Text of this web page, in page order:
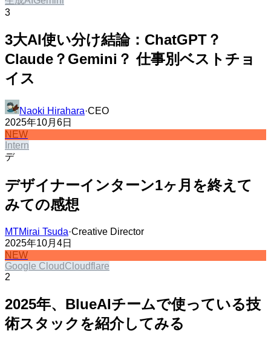
3
3大AI使い分け結論：ChatGPT？
Claude？Gemini？ 仕事別ベストチョ
イス​​​​‌ ‍ ​‍​‍‌‍ ‌ ​‍‌‍‍‌‌‍‌ ‌‍‍‌‌‍ ‍​‍​‍​ ‍‍​‍​‍‌ ​ ‌‍​‌‌‍ ‍‌‍‍‌‌ ‌​‌ ‍‌​‍ ‍‌‍‍‌‌‍ ​‍​‍​‍ ​​‍​‍‌‍‍​‌ ​‍‌‍‌‌‌‍‌‍​‍​‍​ ‍‍​‍​‍‌‍‍​‌ ‌​‌ ‌​‌ ​​​ ‍‍​‍ ​‍ ‌‍ ​‌‍ ‌‍​ ‌‍​‌‌‍ ​‌‍‍​‌‍ ‌ ​ ‌ ‌​​ ‍‍​ ​ ​ ​ ​ ​ ​ ​ ​‍ ‌‍‍‌‌‍ ‍‌ ‌​‌‍‌‌‌‍ ‍‌ ‌​​‍ ‌‍‌‌‌‍‌​‌‍‍‌‌ ‌​​‍ ‌‍ ‌‌‍ ‌‍‌​‌‍‌‌​ ‌‌ ​​‌ ​‍‌‍‌‌‌ ​ ‌‍‌‌‌‍ ‍‌ ‌​‌‍​‌‌ ‌​‌‍‍‌‌‍ ‌‍ ‍​ ‍ ‌‍‍‌‌‍‌​​ ‌​ ‍‌​ ‌ ​ ‌‌​ ‌ ​ ‍‌​ ‌‍​ ‍‌‌‍​‍​‍ ‌​ ‍‌​ ​​​ ‌​​ ​‌​‍ ‌​ ‌​​ ​​‌‍​‍​ ‌​​‍ ‌‌‍​‍‌‍​‌‌‍​‌‌‍‌‍​‍ ‌​ ‌‌​ ‌ ‌‍​‌‌‍‌‌​ ‍​​ ​‌‌‍‌‌​ ‌‍‌‍‌​​ ​‍​ ​‌​ ‌ ​ ‍ ‌ ‌​‌ ‍‌‌ ​​‌‍‌‌​ ‌‌‍​‌‌ ​‍‌ ‌​‌‍‍‌‌‍​ ‌‍ ​‌‍‌‌​ ‍ ‌ ​​‌‍​‌‌ ‌​‌‍‍​​ ‌‌ ‌​‌‍‍‌‌ ‌​‌‍ ​‌‍‌‌​ ‌‍​‍‌‍​‌‌ ​ ‌‍‌‌‌‌‌‌‌ ​‍‌‍ ​​ ‌‌‍‍​‌ ‌​‌ ‌​‌ ​​​‍‌‌​ ​ ‌​​‌​‍‌‌​ ​‍‌​‌‍​‍‌‌​ ​‍‌​‌‍‌‍ ​‌‍ ‌‍​ ‌‍​‌‌‍ ​‌‍‍​‌‍ ‌ ​ ‌ ‌​​‍‌‌​ ​ ‌​​‌​ ​ ​ ​ ​ ​ ​ ​ ​‍‌‍‌‍‍‌‌‍‌​​ ‌​ ‍‌​ ‌ ​ ‌‌​ ‌ ​ ‍‌​ ‌‍​ ‍‌‌‍​‍​‍ ‌​ ‍‌​ ​​​ ‌​​ ​‌​‍ ‌​ ‌​​ ​​‌‍​‍​ ‌​​‍ ‌‌‍​‍‌‍​‌‌‍​‌‌‍‌‍​‍ ‌​ ‌‌​ ‌ ‌‍​‌‌‍‌‌​ ‍​​ ​‌‌‍‌‌​ ‌‍‌‍‌​​ ​‍​ ​‌​ ‌ ​‍‌‍‌ ‌​‌ ‍‌‌ ​​‌‍‌‌​ ‌‌‍​‌‌ ​‍‌ ‌​‌‍‍‌‌‍​ ‌‍ ​‌‍‌‌​‍‌‍‌ ​​‌‍​‌‌ ‌​‌‍‍​​ ‌‌ ‌​‌‍‍‌‌ ‌​‌‍ ​‌‍‌‌​‍‌‍‌ ​​‌‍‌‌‌ ​‍‌ ​ ‌ ​​‌‍‌‌‌‍​ ‌ ‌​‌‍‍‌‌ ‌‍‌‍‌‌​ ‌‌ ​​‌ ‌‌‌‍​‍‌‍ ​‌‍‍‌‌ ​ ‌‍‍​‌‍‌‌‌‍‌​​‍​‍‌ ‌
Naoki Hirahara​​​​‌ ‍ ​‍​‍‌‍ ‌ ​‍‌‍‍‌‌‍‌ ‌‍‍‌‌‍ ‍​‍​‍​ ‍‍​‍​‍‌ ​ ‌‍​‌‌‍ ‍‌‍‍‌‌ ‌​‌ ‍‌​‍ ‍‌‍‍‌‌‍ ​‍​‍​‍ ​​‍​‍‌‍‍​‌ ​‍‌‍‌‌‌‍‌‍​‍​‍​ ‍‍​‍​‍‌‍‍​‌ ‌​‌ ‌​‌ ​​​ ‍‍​‍ ​‍ ‌‍ ​‌‍ ‌‍​ ‌‍​‌‌‍ ​‌‍‍​‌‍ ‌ ​ ‌ ‌​​ ‍‍​ ​ ​ ​ ​ ​ ​ ​ ​‍ ‌‍‍‌‌‍ ‍‌ ‌​‌‍‌‌‌‍ ‍‌ ‌​​‍ ‌‍‌‌‌‍‌​‌‍‍‌‌ ‌​​‍ ‌‍ ‌‌‍ ‌‍‌​‌‍‌‌​ ‌‌ ​​‌ ​‍‌‍‌‌‌ ​ ‌‍‌‌‌‍ ‍‌ ‌​‌‍​‌‌ ‌​‌‍‍‌‌‍ ‌‍ ‍​ ‍ ‌‍‍‌‌‍‌​​ ‌​ ‍‌‌‍​‌​ ‌​‌‍​‍​ ‌‍​ ​‍‌‍‌​​ ​ ​‍ ‌​ ​‌‌‍​‍‌‍​‌​ ​ ​‍ ‌​ ‌​‌‍​‌‌‍‌‍‌‍‌‌​‍ ‌‌‍​‌​ ‍​​ ‍​​ ​‍​‍ ‌​ ‌‌​ ‌‌​ ‍‌‌‍‌​​ ‍‌‌‍​‌​ ‌​​ ‌ ‌‍​‍​ ​​‌‍​‌​ ‍‌​ ‍ ‌ ‌​‌ ‍‌‌ ​​‌‍‌‌​ ‌‌‍​‌‌ ‌‌‌ ‌​‌‍‍​‌‍ ‌ ​‍​ ‍ ‌ ​​‌‍​‌‌ ‌​‌‍‍​​ ‌‌‍ ‍‌‍​‌‌‍ ‌‌‍‌‌​ ‌‍​‍‌‍​‌‌ ​ ‌‍‌‌‌‌‌‌‌ ​‍‌‍ ​​ ‌‌‍‍​‌ ‌​‌ ‌​‌ ​​​‍‌‌​ ​ ‌​​‌​‍‌‌​ ​‍‌​‌‍​‍‌‌​ ​‍‌​‌‍‌‍ ​‌‍ ‌‍​ ‌‍​‌‌‍ ​‌‍‍​‌‍ ‌ ​ ‌ ‌​​‍‌‌​ ​ ‌​​‌​ ​ ​ ​ ​ ​ ​ ​ ​‍‌‍‌‍‍‌‌‍‌​​ ‌​ ‍‌‌‍​‌​ ‌​‌‍​‍​ ‌‍​ ​‍‌‍‌​​ ​ ​‍ ‌​ ​‌‌‍​‍‌‍​‌​ ​ ​‍ ‌​ ‌​‌‍​‌‌‍‌‍‌‍‌‌​‍ ‌‌‍​‌​ ‍​​ ‍​​ ​‍​‍ ‌​ ‌‌​ ‌‌​ ‍‌‌‍‌​​ ‍‌‌‍​‌​ ‌​​ ‌ ‌‍​‍​ ​​‌‍​‌​ ‍‌​‍‌‍‌ ‌​‌ ‍‌‌ ​​‌‍‌‌​ ‌‌‍​‌‌ ‌‌‌ ‌​‌‍‍​‌‍ ‌ ​‍​‍‌‍‌ ​​‌‍​‌‌ ‌​‌‍‍​​ ‌‌‍ ‍‌‍​‌‌‍ ‌‌‍‌‌​‍‌‍‌ ​​‌‍‌‌‌ ​‍‌ ​ ‌ ​​‌‍‌‌‌‍​ ‌ ‌​‌‍‍‌‌ ‌‍‌‍‌‌​ ‌‌ ​​‌ ‌‌‌‍​‍‌‍ ​‌‍‍‌‌ ​ ‌‍‍​‌‍‌‌‌‍‌​​‍​‍‌ ‌·CEO​​​​‌ ‍ ​‍​‍‌‍ ‌ ​‍‌‍‍‌‌‍‌ ‌‍‍‌‌‍ ‍​‍​‍​ ‍‍​‍​‍‌ ​ ‌‍​‌‌‍ ‍‌‍‍‌‌ ‌​‌ ‍‌​‍ ‍‌‍‍‌‌‍ ​‍​‍​‍ ​​‍​‍‌‍‍​‌ ​‍‌‍‌‌‌‍‌‍​‍​‍​ ‍‍​‍​‍‌‍‍​‌ ‌​‌ ‌​‌ ​​​ ‍‍​‍ ​‍ ‌‍ ​‌‍ ‌‍​ ‌‍​‌‌‍ ​‌‍‍​‌‍ ‌ ​ ‌ ‌​​ ‍‍​ ​ ​ ​ ​ ​ ​ ​ ​‍ ‌‍‍‌‌‍ ‍‌ ‌​‌‍‌‌‌‍ ‍‌ ‌​​‍ ‌‍‌‌‌‍‌​‌‍‍‌‌ ‌​​‍ ‌‍ ‌‌‍ ‌‍‌​‌‍‌‌​ ‌‌ ​​‌ ​‍‌‍‌‌‌ ​ ‌‍‌‌‌‍ ‍‌ ‌​‌‍​‌‌ ‌​‌‍‍‌‌‍ ‌‍ ‍​ ‍ ‌‍‍‌‌‍‌​​ ‌​ ‍‌‌‍​‌​ ‌​‌‍​‍​ ‌‍​ ​‍‌‍‌​​ ​ ​‍ ‌​ ​‌‌‍​‍‌‍​‌​ ​ ​‍ ‌​ ‌​‌‍​‌‌‍‌‍‌‍‌‌​‍ ‌‌‍​‌​ ‍​​ ‍​​ ​‍​‍ ‌​ ‌‌​ ‌‌​ ‍‌‌‍‌​​ ‍‌‌‍​‌​ ‌​​ ‌ ‌‍​‍​ ​​‌‍​‌​ ‍‌​ ‍ ‌ ‌​‌ ‍‌‌ ​​‌‍‌‌​ ‌‌‍​‌‌ ‌‌‌ ‌​‌‍‍​‌‍ ‌ ​‍​ ‍ ‌ ​​‌‍​‌‌ ‌​‌‍‍​​ ‌‌ ​​‌‍ ‌ ​ ‌‍‍‌‌ ‌​‌‍‍‌‌‍ ‌‍ ‍​ ‌‍​‍‌‍​‌‌ ​ ‌‍‌‌‌‌‌‌‌ ​‍‌‍ ​​ ‌‌‍‍​‌ ‌​‌ ‌​‌ ​​​‍‌‌​ ​ ‌​​‌​‍‌‌​ ​‍‌​‌‍​‍‌‌​ ​‍‌​‌‍‌‍ ​‌‍ ‌‍​ ‌‍​‌‌‍ ​‌‍‍​‌‍ ‌ ​ ‌ ‌​​‍‌‌​ ​ ‌​​‌​ ​ ​ ​ ​ ​ ​ ​ ​‍‌‍‌‍‍‌‌‍‌​​ ‌​ ‍‌‌‍​‌​ ‌​‌‍​‍​ ‌‍​ ​‍‌‍‌​​ ​ ​‍ ‌​ ​‌‌‍​‍‌‍​‌​ ​ ​‍ ‌​ ‌​‌‍​‌‌‍‌‍‌‍‌‌​‍ ‌‌‍​‌​ ‍​​ ‍​​ ​‍​‍ ‌​ ‌‌​ ‌‌​ ‍‌‌‍‌​​ ‍‌‌‍​‌​ ‌​​ ‌ ‌‍​‍​ ​​‌‍​‌​ ‍‌​‍‌‍‌ ‌​‌ ‍‌‌ ​​‌‍‌‌​ ‌‌‍​‌‌ ‌‌‌ ‌​‌‍‍​‌‍ ‌ ​‍​‍‌‍‌ ​​‌‍​‌‌ ‌​‌‍‍​​ ‌‌ ​​‌‍ ‌ ​ ‌‍‍‌‌ ‌​‌‍‍‌‌‍ ‌‍ ‍​‍‌‍‌ ​​‌‍‌‌‌ ​‍‌ ​ ‌ ​​‌‍‌‌‌‍​ ‌ ‌​‌‍‍‌‌ ‌‍‌‍‌‌​ ‌‌ ​​‌ ‌‌‌‍​‍‌‍ ​‌‍‍‌‌ ​ ‌‍‍​‌‍‌‌‌‍‌​​‍​‍‌ ‌
2025年10月6日
NEW
Intern​​​​‌ ‍ ​‍​‍‌‍ ‌ ​‍‌‍‍‌‌‍‌ ‌‍‍‌‌‍ ‍​‍​‍​ ‍‍​‍​‍‌ ​ ‌‍​‌‌‍ ‍‌‍‍‌‌ ‌​‌ ‍‌​‍ ‍‌‍‍‌‌‍ ​‍​‍​‍ ​​‍​‍‌‍‍​‌ ​‍‌‍‌‌‌‍‌‍​‍​‍​ ‍‍​‍​‍‌‍‍​‌ ‌​‌ ‌​‌ ​​​ ‍‍​‍ ​‍ ‌‍ ​‌‍ ‌‍​ ‌‍​‌‌‍ ​‌‍‍​‌‍ ‌ ​ ‌ ‌​​ ‍‍​ ​ ​ ​ ​ ​ ​ ​ ​‍ ‌‍‍‌‌‍ ‍‌ ‌​‌‍‌‌‌‍ ‍‌ ‌​​‍ ‌‍‌‌‌‍‌​‌‍‍‌‌ ‌​​‍ ‌‍ ‌‌‍ ‌‍‌​‌‍‌‌​ ‌‌ ​​‌ ​‍‌‍‌‌‌ ​ ‌‍‌‌‌‍ ‍‌ ‌​‌‍​‌‌ ‌​‌‍‍‌‌‍ ‌‍ ‍​ ‍ ‌‍‍‌‌‍‌​​ ‌‌‍​‍​ ‌‌​ ‌‍​ ‌​​ ​‍​ ‌​‌‍‌​​ ​​​‍ ‌‌‍​ ​ ​ ‌‍‌‌​ ‌ ​‍ ‌​ ‌​​ ​‌​ ​‌‌‍​‌​‍ ‌‌‍​‌​ ‌ ​ ​ ​ ‌‍​‍ ‌​ ​ ​ ‍‌‌‍​‌​ ​‍​ ​ ‌‍​‍​ ​ ‌‍‌‌​ ‌‍‌‍​‌​ ​‍​ ‌‍​ ‍ ‌ ‌​‌ ‍‌‌ ​​‌‍‌‌​ ‌‌ ‌​‌‍​‌‌‍‌ ​ ‍ ‌ ​​‌‍​‌‌ ‌​‌‍‍​​ ‌‌ ‌​‌‍‍‌‌ ‌​‌‍ ​‌‍‌‌​ ‌‍​‍‌‍​‌‌ ​ ‌‍‌‌‌‌‌‌‌ ​‍‌‍ ​​ ‌‌‍‍​‌ ‌​‌ ‌​‌ ​​​‍‌‌​ ​ ‌​​‌​‍‌‌​ ​‍‌​‌‍​‍‌‌​ ​‍‌​‌‍‌‍ ​‌‍ ‌‍​ ‌‍​‌‌‍ ​‌‍‍​‌‍ ‌ ​ ‌ ‌​​‍‌‌​ ​ ‌​​‌​ ​ ​ ​ ​ ​ ​ ​ ​‍‌‍‌‍‍‌‌‍‌​​ ‌‌‍​‍​ ‌‌​ ‌‍​ ‌​​ ​‍​ ‌​‌‍‌​​ ​​​‍ ‌‌‍​ ​ ​ ‌‍‌‌​ ‌ ​‍ ‌​ ‌​​ ​‌​ ​‌‌‍​‌​‍ ‌‌‍​‌​ ‌ ​ ​ ​ ‌‍​‍ ‌​ ​ ​ ‍‌‌‍​‌​ ​‍​ ​ ‌‍​‍​ ​ ‌‍‌‌​ ‌‍‌‍​‌​ ​‍​ ‌‍​‍‌‍‌ ‌​‌ ‍‌‌ ​​‌‍‌‌​ ‌‌ ‌​‌‍​‌‌‍‌ ​‍‌‍‌ ​​‌‍​‌‌ ‌​‌‍‍​​ ‌‌ ‌​‌‍‍‌‌ ‌​‌‍ ​‌‍‌‌​‍‌‍‌ ​​‌‍‌‌‌ ​‍‌ ​ ‌ ​​‌‍‌‌‌‍​ ‌ ‌​‌‍‍‌‌ ‌‍‌‍‌‌​ ‌‌ ​​‌ ‌‌‌‍​‍‌‍ ​‌‍‍‌‌ ​ ‌‍‍​‌‍‌‌‌‍‌​​‍​‍‌ ‌
デ
デザイナーインターン1ヶ月を終えて
みての感想​​​​‌ ‍ ​‍​‍‌‍ ‌ ​‍‌‍‍‌‌‍‌ ‌‍‍‌‌‍ ‍​‍​‍​ ‍‍​‍​‍‌ ​ ‌‍​‌‌‍ ‍‌‍‍‌‌ ‌​‌ ‍‌​‍ ‍‌‍‍‌‌‍ ​‍​‍​‍ ​​‍​‍‌‍‍​‌ ​‍‌‍‌‌‌‍‌‍​‍​‍​ ‍‍​‍​‍‌‍‍​‌ ‌​‌ ‌​‌ ​​​ ‍‍​‍ ​‍ ‌‍ ​‌‍ ‌‍​ ‌‍​‌‌‍ ​‌‍‍​‌‍ ‌ ​ ‌ ‌​​ ‍‍​ ​ ​ ​ ​ ​ ​ ​ ​‍ ‌‍‍‌‌‍ ‍‌ ‌​‌‍‌‌‌‍ ‍‌ ‌​​‍ ‌‍‌‌‌‍‌​‌‍‍‌‌ ‌​​‍ ‌‍ ‌‌‍ ‌‍‌​‌‍‌‌​ ‌‌ ​​‌ ​‍‌‍‌‌‌ ​ ‌‍‌‌‌‍ ‍‌ ‌​‌‍​‌‌ ‌​‌‍‍‌‌‍ ‌‍ ‍​ ‍ ‌‍‍‌‌‍‌​​ ‌​ ‌​‌‍​‌‌‍​‌​ ​‌‌‍​‍​ ​​​ ​‌‌‍‌‍​‍ ‌​ ‌​​ ​​​ ‌‌​ ‌‍​‍ ‌​ ‌​​ ​ ​ ‍​​ ‌ ​‍ ‌​ ‍‌​ ​​​ ​​​ ​‍​‍ ‌‌‍​‍‌‍‌‍‌‍​ ‌‍​ ‌‍​‍​ ‌‍​ ​‌​ ​ ​ ​ ​ ​​​ ‌ ​ ​‍​ ‍ ‌ ‌​‌ ‍‌‌ ​​‌‍‌‌​ ‌‌‍​‌‌ ​‍‌ ‌​‌‍‍‌‌‍​ ‌‍ ​‌‍‌‌​ ‍ ‌ ​​‌‍​‌‌ ‌​‌‍‍​​ ‌‌ ‌​‌‍‍‌‌ ‌​‌‍ ​‌‍‌‌​ ‌‍​‍‌‍​‌‌ ​ ‌‍‌‌‌‌‌‌‌ ​‍‌‍ ​​ ‌‌‍‍​‌ ‌​‌ ‌​‌ ​​​‍‌‌​ ​ ‌​​‌​‍‌‌​ ​‍‌​‌‍​‍‌‌​ ​‍‌​‌‍‌‍ ​‌‍ ‌‍​ ‌‍​‌‌‍ ​‌‍‍​‌‍ ‌ ​ ‌ ‌​​‍‌‌​ ​ ‌​​‌​ ​ ​ ​ ​ ​ ​ ​ ​‍‌‍‌‍‍‌‌‍‌​​ ‌​ ‌​‌‍​‌‌‍​‌​ ​‌‌‍​‍​ ​​​ ​‌‌‍‌‍​‍ ‌​ ‌​​ ​​​ ‌‌​ ‌‍​‍ ‌​ ‌​​ ​ ​ ‍​​ ‌ ​‍ ‌​ ‍‌​ ​​​ ​​​ ​‍​‍ ‌‌‍​‍‌‍‌‍‌‍​ ‌‍​ ‌‍​‍​ ‌‍​ ​‌​ ​ ​ ​ ​ ​​​ ‌ ​ ​‍​‍‌‍‌ ‌​‌ ‍‌‌ ​​‌‍‌‌​ ‌‌‍​‌‌ ​‍‌ ‌​‌‍‍‌‌‍​ ‌‍ ​‌‍‌‌​‍‌‍‌ ​​‌‍​‌‌ ‌​‌‍‍​​ ‌‌ ‌​‌‍‍‌‌ ‌​‌‍ ​‌‍‌‌​‍‌‍‌ ​​‌‍‌‌‌ ​‍‌ ​ ‌ ​​‌‍‌‌‌‍​ ‌ ‌​‌‍‍‌‌ ‌‍‌‍‌‌​ ‌‌ ​​‌ ‌‌‌‍​‍‌‍ ​‌‍‍‌‌ ​ ‌‍‍​‌‍‌‌‌‍‌​​‍​‍‌ ‌
MTMirai Tsuda​​​​‌ ‍ ​‍​‍‌‍ ‌ ​‍‌‍‍‌‌‍‌ ‌‍‍‌‌‍ ‍​‍​‍​ ‍‍​‍​‍‌ ​ ‌‍​‌‌‍ ‍‌‍‍‌‌ ‌​‌ ‍‌​‍ ‍‌‍‍‌‌‍ ​‍​‍​‍ ​​‍​‍‌‍‍​‌ ​‍‌‍‌‌‌‍‌‍​‍​‍​ ‍‍​‍​‍‌‍‍​‌ ‌​‌ ‌​‌ ​​​ ‍‍​‍ ​‍ ‌‍ ​‌‍ ‌‍​ ‌‍​‌‌‍ ​‌‍‍​‌‍ ‌ ​ ‌ ‌​​ ‍‍​ ​ ​ ​ ​ ​ ​ ​ ​‍ ‌‍‍‌‌‍ ‍‌ ‌​‌‍‌‌‌‍ ‍‌ ‌​​‍ ‌‍‌‌‌‍‌​‌‍‍‌‌ ‌​​‍ ‌‍ ‌‌‍ ‌‍‌​‌‍‌‌​ ‌‌ ​​‌ ​‍‌‍‌‌‌ ​ ‌‍‌‌‌‍ ‍‌ ‌​‌‍​‌‌ ‌​‌‍‍‌‌‍ ‌‍ ‍​ ‍ ‌‍‍‌‌‍‌​​ ‌​ ‌​​ ‌‌‌‍​‌‌‍​‍​ ‌​​ ‌‌​ ‍​​ ​ ​‍ ‌​ ‌ ​ ​ ‌‍​‍‌‍‌​​‍ ‌​ ‌​‌‍​‍‌‍‌‍​ ​ ​‍ ‌‌‍​‍​ ‍‌​ ​​‌‍​‍​‍ ‌​ ‌ ​ ‌‌​ ‌‌‌‍‌‍​ ​‌‌‍‌‌‌‍​‍​ ‌‌‌‍‌​​ ​‌‌‍‌‌​ ‌​​ ‍ ‌ ‌​‌ ‍‌‌ ​​‌‍‌‌​ ‌‌‍​‌‌ ‌‌‌ ‌​‌‍‍​‌‍ ‌ ​‍​ ‍ ‌ ​​‌‍​‌‌ ‌​‌‍‍​​ ‌‌‍ ‍‌‍​‌‌‍ ‌‌‍‌‌​ ‌‍​‍‌‍​‌‌ ​ ‌‍‌‌‌‌‌‌‌ ​‍‌‍ ​​ ‌‌‍‍​‌ ‌​‌ ‌​‌ ​​​‍‌‌​ ​ ‌​​‌​‍‌‌​ ​‍‌​‌‍​‍‌‌​ ​‍‌​‌‍‌‍ ​‌‍ ‌‍​ ‌‍​‌‌‍ ​‌‍‍​‌‍ ‌ ​ ‌ ‌​​‍‌‌​ ​ ‌​​‌​ ​ ​ ​ ​ ​ ​ ​ ​‍‌‍‌‍‍‌‌‍‌​​ ‌​ ‌​​ ‌‌‌‍​‌‌‍​‍​ ‌​​ ‌‌​ ‍​​ ​ ​‍ ‌​ ‌ ​ ​ ‌‍​‍‌‍‌​​‍ ‌​ ‌​‌‍​‍‌‍‌‍​ ​ ​‍ ‌‌‍​‍​ ‍‌​ ​​‌‍​‍​‍ ‌​ ‌ ​ ‌‌​ ‌‌‌‍‌‍​ ​‌‌‍‌‌‌‍​‍​ ‌‌‌‍‌​​ ​‌‌‍‌‌​ ‌​​‍‌‍‌ ‌​‌ ‍‌‌ ​​‌‍‌‌​ ‌‌‍​‌‌ ‌‌‌ ‌​‌‍‍​‌‍ ‌ ​‍​‍‌‍‌ ​​‌‍​‌‌ ‌​‌‍‍​​ ‌‌‍ ‍‌‍​‌‌‍ ‌‌‍‌‌​‍‌‍‌ ​​‌‍‌‌‌ ​‍‌ ​ ‌ ​​‌‍‌‌‌‍​ ‌ ‌​‌‍‍‌‌ ‌‍‌‍‌‌​ ‌‌ ​​‌ ‌‌‌‍​‍‌‍ ​‌‍‍‌‌ ​ ‌‍‍​‌‍‌‌‌‍‌​​‍​‍‌ ‌·Creative Director​​​​‌ ‍ ​‍​‍‌‍ ‌ ​‍‌‍‍‌‌‍‌ ‌‍‍‌‌‍ ‍​‍​‍​ ‍‍​‍​‍‌ ​ ‌‍​‌‌‍ ‍‌‍‍‌‌ ‌​‌ ‍‌​‍ ‍‌‍‍‌‌‍ ​‍​‍​‍ ​​‍​‍‌‍‍​‌ ​‍‌‍‌‌‌‍‌‍​‍​‍​ ‍‍​‍​‍‌‍‍​‌ ‌​‌ ‌​‌ ​​​ ‍‍​‍ ​‍ ‌‍ ​‌‍ ‌‍​ ‌‍​‌‌‍ ​‌‍‍​‌‍ ‌ ​ ‌ ‌​​ ‍‍​ ​ ​ ​ ​ ​ ​ ​ ​‍ ‌‍‍‌‌‍ ‍‌ ‌​‌‍‌‌‌‍ ‍‌ ‌​​‍ ‌‍‌‌‌‍‌​‌‍‍‌‌ ‌​​‍ ‌‍ ‌‌‍ ‌‍‌​‌‍‌‌​ ‌‌ ​​‌ ​‍‌‍‌‌‌ ​ ‌‍‌‌‌‍ ‍‌ ‌​‌‍​‌‌ ‌​‌‍‍‌‌‍ ‌‍ ‍​ ‍ ‌‍‍‌‌‍‌​​ ‌​ ‌​​ ‌‌‌‍​‌‌‍​‍​ ‌​​ ‌‌​ ‍​​ ​ ​‍ ‌​ ‌ ​ ​ ‌‍​‍‌‍‌​​‍ ‌​ ‌​‌‍​‍‌‍‌‍​ ​ ​‍ ‌‌‍​‍​ ‍‌​ ​​‌‍​‍​‍ ‌​ ‌ ​ ‌‌​ ‌‌‌‍‌‍​ ​‌‌‍‌‌‌‍​‍​ ‌‌‌‍‌​​ ​‌‌‍‌‌​ ‌​​ ‍ ‌ ‌​‌ ‍‌‌ ​​‌‍‌‌​ ‌‌‍​‌‌ ‌‌‌ ‌​‌‍‍​‌‍ ‌ ​‍​ ‍ ‌ ​​‌‍​‌‌ ‌​‌‍‍​​ ‌‌ ​​‌‍ ‌ ​ ‌‍‍‌‌ ‌​‌‍‍‌‌‍ ‌‍ ‍​ ‌‍​‍‌‍​‌‌ ​ ‌‍‌‌‌‌‌‌‌ ​‍‌‍ ​​ ‌‌‍‍​‌ ‌​‌ ‌​‌ ​​​‍‌‌​ ​ ‌​​‌​‍‌‌​ ​‍‌​‌‍​‍‌‌​ ​‍‌​‌‍‌‍ ​‌‍ ‌‍​ ‌‍​‌‌‍ ​‌‍‍​‌‍ ‌ ​ ‌ ‌​​‍‌‌​ ​ ‌​​‌​ ​ ​ ​ ​ ​ ​ ​ ​‍‌‍‌‍‍‌‌‍‌​​ ‌​ ‌​​ ‌‌‌‍​‌‌‍​‍​ ‌​​ ‌‌​ ‍​​ ​ ​‍ ‌​ ‌ ​ ​ ‌‍​‍‌‍‌​​‍ ‌​ ‌​‌‍​‍‌‍‌‍​ ​ ​‍ ‌‌‍​‍​ ‍‌​ ​​‌‍​‍​‍ ‌​ ‌ ​ ‌‌​ ‌‌‌‍‌‍​ ​‌‌‍‌‌‌‍​‍​ ‌‌‌‍‌​​ ​‌‌‍‌‌​ ‌​​‍‌‍‌ ‌​‌ ‍‌‌ ​​‌‍‌‌​ ‌‌‍​‌‌ ‌‌‌ ‌​‌‍‍​‌‍ ‌ ​‍​‍‌‍‌ ​​‌‍​‌‌ ‌​‌‍‍​​ ‌‌ ​​‌‍ ‌ ​ ‌‍‍‌‌ ‌​‌‍‍‌‌‍ ‌‍ ‍​‍‌‍‌ ​​‌‍‌‌‌ ​‍‌ ​ ‌ ​​‌‍‌‌‌‍​ ‌ ‌​‌‍‍‌‌ ‌‍‌‍‌‌​ ‌‌ ​​‌ ‌‌‌‍​‍‌‍ ​‌‍‍‌‌ ​ ‌‍‍​‌‍‌‌‌‍‌​​‍​‍‌ ‌
2025年10月4日
NEW
Google Cloud​​​​‌ ‍ ​‍​‍‌‍ ‌ ​‍‌‍‍‌‌‍‌ ‌‍‍‌‌‍ ‍​‍​‍​ ‍‍​‍​‍‌ ​ ‌‍​‌‌‍ ‍‌‍‍‌‌ ‌​‌ ‍‌​‍ ‍‌‍‍‌‌‍ ​‍​‍​‍ ​​‍​‍‌‍‍​‌ ​‍‌‍‌‌‌‍‌‍​‍​‍​ ‍‍​‍​‍‌‍‍​‌ ‌​‌ ‌​‌ ​​​ ‍‍​‍ ​‍ ‌‍ ​‌‍ ‌‍​ ‌‍​‌‌‍ ​‌‍‍​‌‍ ‌ ​ ‌ ‌​​ ‍‍​ ​ ​ ​ ​ ​ ​ ​ ​‍ ‌‍‍‌‌‍ ‍‌ ‌​‌‍‌‌‌‍ ‍‌ ‌​​‍ ‌‍‌‌‌‍‌​‌‍‍‌‌ ‌​​‍ ‌‍ ‌‌‍ ‌‍‌​‌‍‌‌​ ‌‌ ​​‌ ​‍‌‍‌‌‌ ​ ‌‍‌‌‌‍ ‍‌ ‌​‌‍​‌‌ ‌​‌‍‍‌‌‍ ‌‍ ‍​ ‍ ‌‍‍‌‌‍‌​​ ‌‌​​‌‌​‍​‌ ‌ ‌‍ ‌​‍ ​ ​‌‌‌‌‌​ ‌‌​ ‍‌‌‍​ ‌ ​ ‌​‌​‌ ‌‍‌​ ‌‌ ​‌​ ​‌‌‍‍ ‌ ‍‌‌​​‍‌‍‌‍‌‍‌​‌ ​‌​ ‍ ‌ ‌​‌ ‍‌‌ ​​‌‍‌‌​ ‌‌ ‌​‌‍​‌‌‍‌ ​ ‍ ‌ ​​‌‍​‌‌ ‌​‌‍‍​​ ‌‌ ‌​‌‍‍‌‌ ‌​‌‍ ​‌‍‌‌​ ‌‍​‍‌‍​‌‌ ​ ‌‍‌‌‌‌‌‌‌ ​‍‌‍ ​​ ‌‌‍‍​‌ ‌​‌ ‌​‌ ​​​‍‌‌​ ​ ‌​​‌​‍‌‌​ ​‍‌​‌‍​‍‌‌​ ​‍‌​‌‍‌‍ ​‌‍ ‌‍​ ‌‍​‌‌‍ ​‌‍‍​‌‍ ‌ ​ ‌ ‌​​‍‌‌​ ​ ‌​​‌​ ​ ​ ​ ​ ​ ​ ​ ​‍‌‍‌‍‍‌‌‍‌​​ ‌‌​​‌‌​‍​‌ ‌ ‌‍ ‌​‍ ​ ​‌‌‌‌‌​ ‌‌​ ‍‌‌‍​ ‌ ​ ‌​‌​‌ ‌‍‌​ ‌‌ ​‌​ ​‌‌‍‍ ‌ ‍‌‌​​‍‌‍‌‍‌‍‌​‌ ​‌​‍‌‍‌ ‌​‌ ‍‌‌ ​​‌‍‌‌​ ‌‌ ‌​‌‍​‌‌‍‌ ​‍‌‍‌ ​​‌‍​‌‌ ‌​‌‍‍​​ ‌‌ ‌​‌‍‍‌‌ ‌​‌‍ ​‌‍‌‌​‍‌‍‌ ​​‌‍‌‌‌ ​‍‌ ​ ‌ ​​‌‍‌‌‌‍​ ‌ ‌​‌‍‍‌‌ ‌‍‌‍‌‌​ ‌‌ ​​‌ ‌‌‌‍​‍‌‍ ​‌‍‍‌‌ ​ ‌‍‍​‌‍‌‌‌‍‌​​‍​‍‌ ‌Cloudflare​​​​‌ ‍ ​‍​‍‌‍ ‌ ​‍‌‍‍‌‌‍‌ ‌‍‍‌‌‍ ‍​‍​‍​ ‍‍​‍​‍‌ ​ ‌‍​‌‌‍ ‍‌‍‍‌‌ ‌​‌ ‍‌​‍ ‍‌‍‍‌‌‍ ​‍​‍​‍ ​​‍​‍‌‍‍​‌ ​‍‌‍‌‌‌‍‌‍​‍​‍​ ‍‍​‍​‍‌‍‍​‌ ‌​‌ ‌​‌ ​​​ ‍‍​‍ ​‍ ‌‍ ​‌‍ ‌‍​ ‌‍​‌‌‍ ​‌‍‍​‌‍ ‌ ​ ‌ ‌​​ ‍‍​ ​ ​ ​ ​ ​ ​ ​ ​‍ ‌‍‍‌‌‍ ‍‌ ‌​‌‍‌‌‌‍ ‍‌ ‌​​‍ ‌‍‌‌‌‍‌​‌‍‍‌‌ ‌​​‍ ‌‍ ‌‌‍ ‌‍‌​‌‍‌‌​ ‌‌ ​​‌ ​‍‌‍‌‌‌ ​ ‌‍‌‌‌‍ ‍‌ ‌​‌‍​‌‌ ‌​‌‍‍‌‌‍ ‌‍ ‍​ ‍ ‌‍‍‌‌‍‌​​ ‌‌‍‌‌​ ​​​ ‌ ‌‍‌​‌‍​‌​ ‌‍‌‍‌​​ ​ ​‍ ‌‌‍​‌​ ​ ​ ​​‌‍​ ​‍ ‌​ ‌​‌‍‌‍‌‍‌​​ ‌ ​‍ ‌​ ‍​​ ‌​‌‍​‌‌‍‌‌​‍ ‌‌‍‌​​ ​‍​ ‌​‌‍‌‌‌‍‌‍​ ‌​​ ​‌​ ‌ ‌‍‌​​ ‌‌​ ‍‌​ ‍‌​ ‍ ‌ ‌​‌ ‍‌‌ ​​‌‍‌‌​ ‌‌ ‌​‌‍​‌‌‍‌ ​ ‍ ‌ ​​‌‍​‌‌ ‌​‌‍‍​​ ‌‌ ‌​‌‍‍‌‌ ‌​‌‍ ​‌‍‌‌​ ‌‍​‍‌‍​‌‌ ​ ‌‍‌‌‌‌‌‌‌ ​‍‌‍ ​​ ‌‌‍‍​‌ ‌​‌ ‌​‌ ​​​‍‌‌​ ​ ‌​​‌​‍‌‌​ ​‍‌​‌‍​‍‌‌​ ​‍‌​‌‍‌‍ ​‌‍ ‌‍​ ‌‍​‌‌‍ ​‌‍‍​‌‍ ‌ ​ ‌ ‌​​‍‌‌​ ​ ‌​​‌​ ​ ​ ​ ​ ​ ​ ​ ​‍‌‍‌‍‍‌‌‍‌​​ ‌‌‍‌‌​ ​​​ ‌ ‌‍‌​‌‍​‌​ ‌‍‌‍‌​​ ​ ​‍ ‌‌‍​‌​ ​ ​ ​​‌‍​ ​‍ ‌​ ‌​‌‍‌‍‌‍‌​​ ‌ ​‍ ‌​ ‍​​ ‌​‌‍​‌‌‍‌‌​‍ ‌‌‍‌​​ ​‍​ ‌​‌‍‌‌‌‍‌‍​ ‌​​ ​‌​ ‌ ‌‍‌​​ ‌‌​ ‍‌​ ‍‌​‍‌‍‌ ‌​‌ ‍‌‌ ​​‌‍‌‌​ ‌‌ ‌​‌‍​‌‌‍‌ ​‍‌‍‌ ​​‌‍​‌‌ ‌​‌‍‍​​ ‌‌ ‌​‌‍‍‌‌ ‌​‌‍ ​‌‍‌‌​‍‌‍‌ ​​‌‍‌‌‌ ​‍‌ ​ ‌ ​​‌‍‌‌‌‍​ ‌ ‌​‌‍‍‌‌ ‌‍‌‍‌‌​ ‌‌ ​​‌ ‌‌‌‍​‍‌‍ ​‌‍‍‌‌ ​ ‌‍‍​‌‍‌‌‌‍‌​​‍​‍‌ ‌
2
2025年、BlueAIチームで使っている技
術スタックを紹介してみる​​​​‌ ‍ ​‍​‍‌‍ ‌ ​‍‌‍‍‌‌‍‌ ‌‍‍‌‌‍ ‍​‍​‍​ ‍‍​‍​‍‌ ​ ‌‍​‌‌‍ ‍‌‍‍‌‌ ‌​‌ ‍‌​‍ ‍‌‍‍‌‌‍ ​‍​‍​‍ ​​‍​‍‌‍‍​‌ ​‍‌‍‌‌‌‍‌‍​‍​‍​ ‍‍​‍​‍‌‍‍​‌ ‌​‌ ‌​‌ ​​​ ‍‍​‍ ​‍ ‌‍ ​‌‍ ‌‍​ ‌‍​‌‌‍ ​‌‍‍​‌‍ ‌ ​ ‌ ‌​​ ‍‍​ ​ ​ ​ ​ ​ ​ ​ ​‍ ‌‍‍‌‌‍ ‍‌ ‌​‌‍‌‌‌‍ ‍‌ ‌​​‍ ‌‍‌‌‌‍‌​‌‍‍‌‌ ‌​​‍ ‌‍ ‌‌‍ ‌‍‌​‌‍‌‌​ ‌‌ ​​‌ ​‍‌‍‌‌‌ ​ ‌‍‌‌‌‍ ‍‌ ‌​‌‍​‌‌ ‌​‌‍‍‌‌‍ ‌‍ ‍​ ‍ ‌‍‍‌‌‍‌​​ ‌​ ‌ ​ ​‍‌‍‌​​ ‍​‌‍​ ​ ‌​​ ‌ ​ ​‌​‍ ‌​ ‌‌‌‍​‌‌‍​ ​ ‍​​‍ ‌​ ‌​‌‍‌​‌‍​‍‌‍‌​​‍ ‌‌‍​‌‌‍​‌​ ‌ ‌‍‌​​‍ ‌‌‍‌‌​ ​‌‌‍‌‍‌‍‌‌‌‍​ ‌‍‌​​ ​‌​ ‍‌​ ​​‌‍​‍​ ‌‍​ ​‍​ ‍ ‌ ‌​‌ ‍‌‌ ​​‌‍‌‌​ ‌‌‍​‌‌ ​‍‌ ‌​‌‍‍‌‌‍​ ‌‍ ​‌‍‌‌​ ‍ ‌ ​​‌‍​‌‌ ‌​‌‍‍​​ ‌‌ ‌​‌‍‍‌‌ ‌​‌‍ ​‌‍‌‌​ ‌‍​‍‌‍​‌‌ ​ ‌‍‌‌‌‌‌‌‌ ​‍‌‍ ​​ ‌‌‍‍​‌ ‌​‌ ‌​‌ ​​​‍‌‌​ ​ ‌​​‌​‍‌‌​ ​‍‌​‌‍​‍‌‌​ ​‍‌​‌‍‌‍ ​‌‍ ‌‍​ ‌‍​‌‌‍ ​‌‍‍​‌‍ ‌ ​ ‌ ‌​​‍‌‌​ ​ ‌​​‌​ ​ ​ ​ ​ ​ ​ ​ ​‍‌‍‌‍‍‌‌‍‌​​ ‌​ ‌ ​ ​‍‌‍‌​​ ‍​‌‍​ ​ ‌​​ ‌ ​ ​‌​‍ ‌​ ‌‌‌‍​‌‌‍​ ​ ‍​​‍ ‌​ ‌​‌‍‌​‌‍​‍‌‍‌​​‍ ‌‌‍​‌‌‍​‌​ ‌ ‌‍‌​​‍ ‌‌‍‌‌​ ​‌‌‍‌‍‌‍‌‌‌‍​ ‌‍‌​​ ​‌​ ‍‌​ ​​‌‍​‍​ ‌‍​ ​‍​‍‌‍‌ ‌​‌ ‍‌‌ ​​‌‍‌‌​ ‌‌‍​‌‌ ​‍‌ ‌​‌‍‍‌‌‍​ ‌‍ ​‌‍‌‌​‍‌‍‌ ​​‌‍​‌‌ ‌​‌‍‍​​ ‌‌ ‌​‌‍‍‌‌ ‌​‌‍ ​‌‍‌‌​‍‌‍‌ ​​‌‍‌‌‌ ​‍‌ ​ ‌ ​​‌‍‌‌‌‍​ ‌ ‌​‌‍‍‌‌ ‌‍‌‍‌‌​ ‌‌ ​​‌ ‌‌‌‍​‍‌‍ ​‌‍‍‌‌ ​ ‌‍‍​‌‍‌‌‌‍‌​​‍​‍‌ ‌